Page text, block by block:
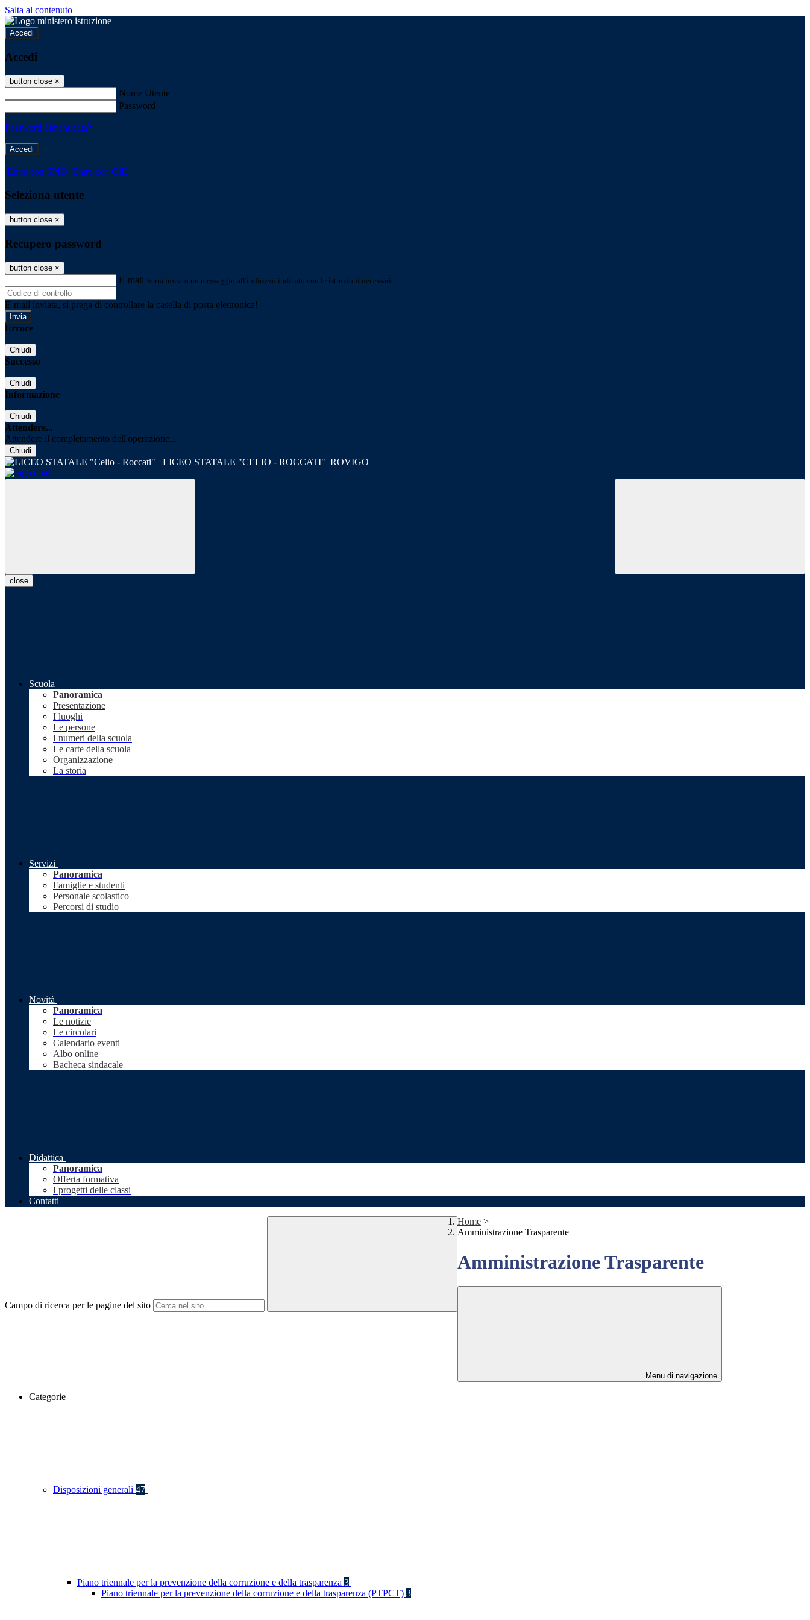
Salta al contenuto
Accedi
Accedi
button close ×
Nome Utente
Password
Password dimenticata?
-
Entra con SPID Entra con CIE
Seleziona utente
button close ×
Recupero password
button close ×
E-mail Verrà inviato un messaggio all'indirizzo indicato con le istruzioni necessarie.
E-mail inviata, si prega di controllare la casella di posta elettronica!
Errore
Chiudi
Successo
Chiudi
Informazione
Chiudi
Attendere...
Attendere il completamento dell'operazione...
Chiudi
LICEO STATALE "CELIO - ROCCATI" ROVIGO
close
Scuola
Panoramica
Presentazione
I luoghi
Le persone
I numeri della scuola
Le carte della scuola
Organizzazione
La storia
Servizi
Panoramica
Famiglie e studenti
Personale scolastico
Percorsi di studio
Novità
Panoramica
Le notizie
Le circolari
Calendario eventi
Albo online
Bacheca sindacale
Didattica
Panoramica
Offerta formativa
I progetti delle classi
Contatti
Campo di ricerca per le pagine del sito
Home >
Amministrazione Trasparente
Amministrazione Trasparente
Menu di navigazione
Categorie
Disposizioni generali 47
Piano triennale per la prevenzione della corruzione e della trasparenza 3
Piano triennale per la prevenzione della corruzione e della trasparenza (PTPCT) 3